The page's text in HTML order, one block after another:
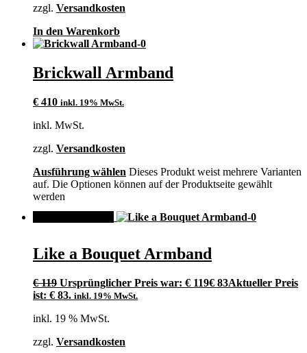
zzgl. Versandkosten
In den Warenkorb
Brickwall Armband
€ 410 inkl. 19% MwSt.
inkl. MwSt.
zzgl. Versandkosten
Ausführung wählen Dieses Produkt weist mehrere Varianten
auf. Die Optionen können auf der Produktseite gewählt
werden
Like a Bouquet Armband
€119 Ursprünglicher Preis war: € 119€ 83Aktueller Preis
ist: € 83. inkl. 19% MwSt.
inkl. 19 % MwSt.
zzgl. Versandkosten